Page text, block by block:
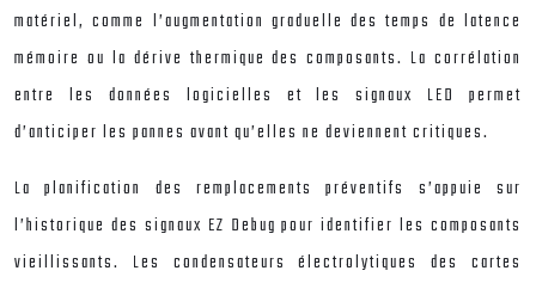
matériel, comme l’augmentation graduelle des temps de latence
mémoire ou la dérive thermique des composants. La corrélation
entre les données logicielles et les signaux LED permet
d’anticiper les pannes avant qu’elles ne deviennent critiques.
La planification des remplacements préventifs s’appuie sur
l’historique des signaux EZ Debug pour identifier les composants
vieillissants. Les condensateurs électrolytiques des cartes